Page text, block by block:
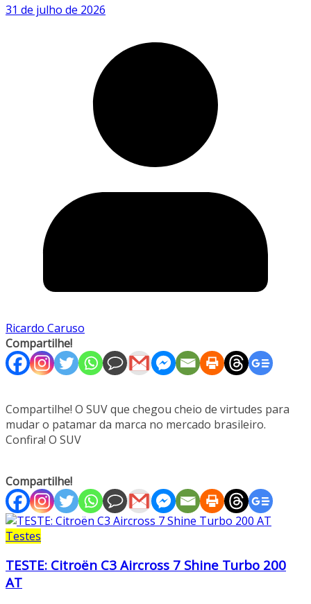
31 de julho de 2026
Ricardo Caruso
Compartilhe!
Compartilhe! O SUV que chegou cheio de virtudes para
mudar o patamar da marca no mercado brasileiro.
Confira! O SUV
Compartilhe!
Testes
TESTE: Citroën C3 Aircross 7 Shine Turbo 200
AT